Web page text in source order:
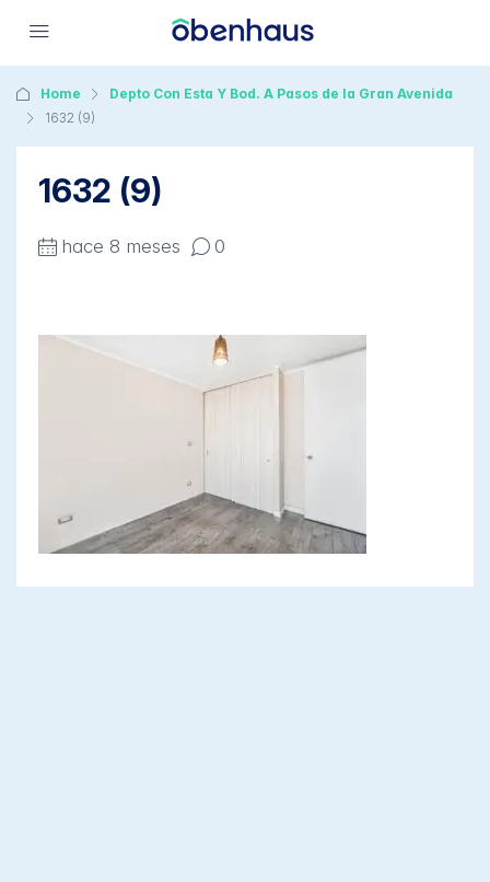
Home
Depto Con Esta Y Bod. A Pasos de la Gran Avenida
1632 (9)
1632 (9)
hace 8 meses 0